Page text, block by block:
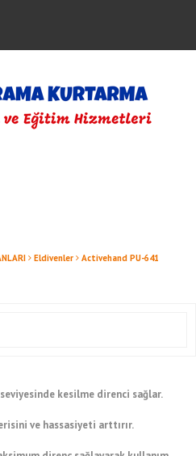
Eldivenler Activehand PU-641
kesilme direnci sağlar.
ve hassasiyeti arttırır.